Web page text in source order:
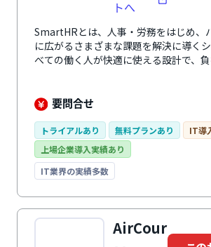
トへ
SmartHRとは、人事・労務をはじめ、
に広がるさまざまな課題を解決に導く
べての働く人が快適に使える設計で、
なく、入退社手続きや年末調整、勤怠
務など、人事・労務に関わる幅広い業
す。 さらに、業務の中で自然に蓄まる正
を向上。 毎日の負担を減らしながら従
出し、組織の生産性向上と持続的な成果
人事を実現します。
要問合せ
トライアルあり 無料プランあり
IT導
上場企業導入実績あり
IT業界の実績多数
AirCour